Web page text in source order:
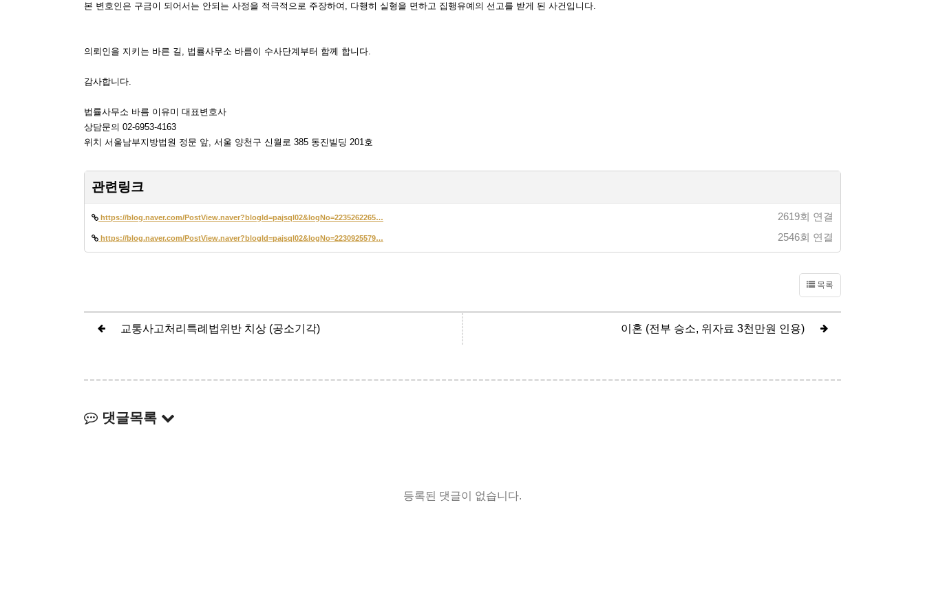
본 변호인은 구금이 되어서는 안되는 사정을 적극적으로 주장하여, 다행히 실형을 면하고 집행유예의 선고를 받게 된 사건입니다.
의뢰인을 지키는 바른 길, 법률사무소 바름이 수사단계부터 함께 합니다.
감사합니다.
법률사무소 바름 이유미 대표변호사
상담문의 02-6953-4163
위치 서울남부지방법원 정문 앞, 서울 양천구 신월로 385 동진빌딩 201호
관련링크
https://blog.naver.com/PostView.naver?blogId=pajsql02&logNo=2235262265… 2619회 연결
https://blog.naver.com/PostView.naver?blogId=pajsql02&logNo=2230925579… 2546회 연결
목록
교통사고처리특례법위반 치상 (공소기각) 이혼 (전부 승소, 위자료 3천만원 인용)
댓글목록
등록된 댓글이 없습니다.